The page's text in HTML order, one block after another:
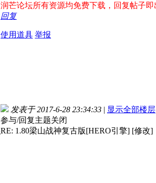
润芒论坛所有资源均免费下载，回复帖子即
回复
使用道具 举报
发表于 2017-6-28 23:34:33 | 显示全部楼层
参与/回复主题关闭
RE: 1.80梁山战神复古版[HERO引擎] [修改]